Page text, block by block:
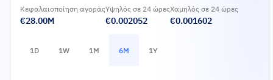
Κεφαλαιοποίηση αγοράς
€28.00M
Υψηλός σε 24 ώρες
€0.002052
Χαμηλός σε 24 ώρες
€0.001602
1D 1W 1M 6M 1Y